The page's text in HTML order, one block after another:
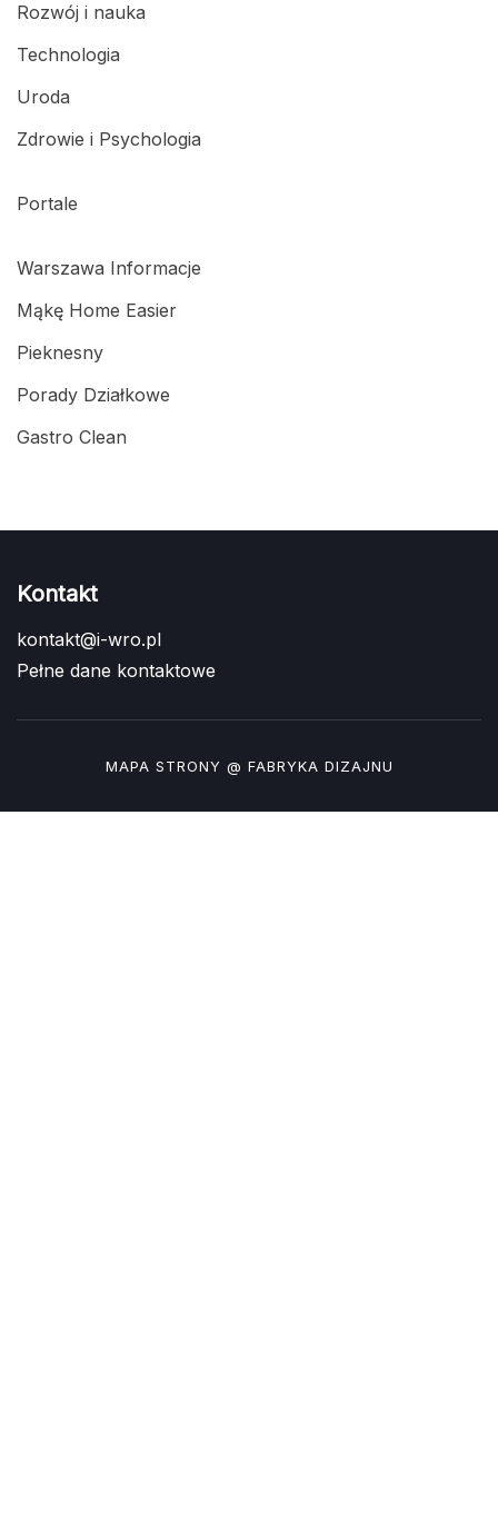
Rozwój i nauka
Technologia
Uroda
Zdrowie i Psychologia
Portale
Warszawa Informacje
Mąkę Home Easier
Pieknesny
Porady Działkowe
Gastro Clean
Kontakt
kontakt@i-wro.pl
Pełne dane kontaktowe
MAPA STRONY @ FABRYKA DIZAJNU